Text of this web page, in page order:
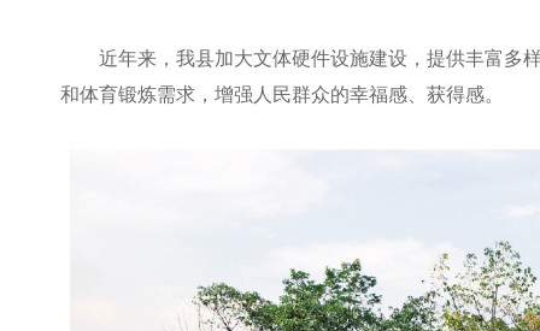
近年来，我县加大文体硬件设施建设，提供丰富多
和体育锻炼需求，增强人民群众的幸福感、获得感。